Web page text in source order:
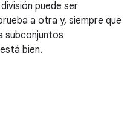
puede ser
a otra y, siempre que
subconjuntos
bien.